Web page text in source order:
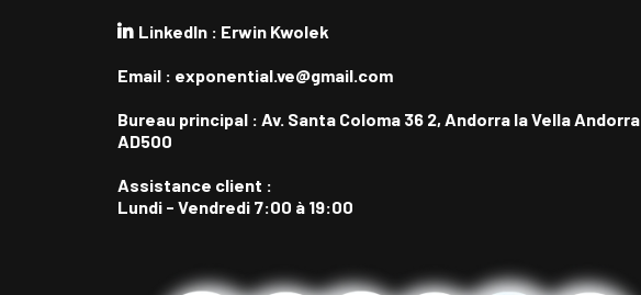
LinkedIn : Erwin Kwolek
Email : exponential.ve@gmail.com
Bureau principal : Av. Santa Coloma 36 2, Andorra la Vella Andorra
AD500
Assistance client :
Lundi - Vendredi 7:00 à 19:00